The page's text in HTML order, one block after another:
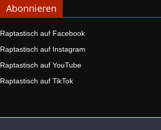
Abonnieren
Raptastisch auf Facebook
Raptastisch auf Instagram
Raptastisch auf YouTube
Raptastisch auf TikTok